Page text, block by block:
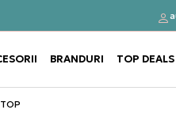
shift+Enter to open or close
shift+Enter to open or close
BRANDURI TOP DEALS